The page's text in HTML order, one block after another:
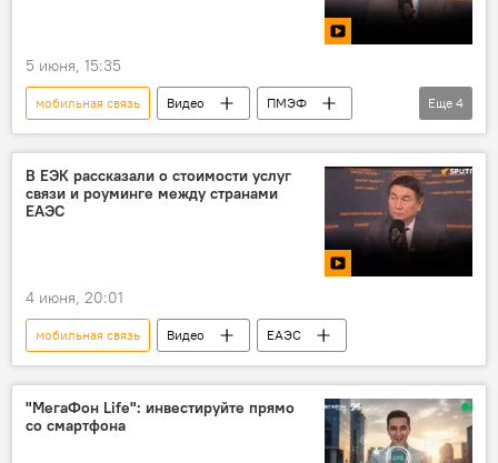
5 июня, 15:35
мобильная связь Видео
ПМЭФ
Россия
СНГ
Наука и технологии
Мнение
Еще 4
В ЕЭК рассказали о стоимости услуг
связи и роуминге между странами
ЕАЭС
4 июня, 20:01
мобильная связь Видео ЕАЭС
"МегаФон Life": инвестируйте прямо
со смартфона